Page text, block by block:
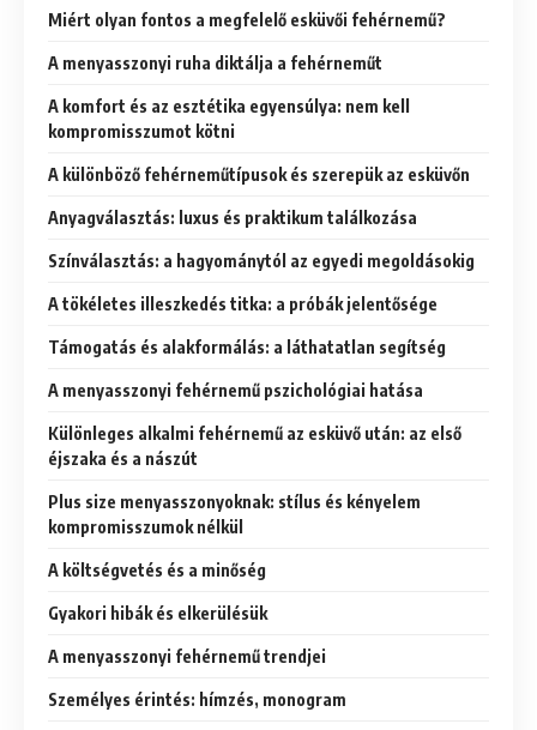
Miért olyan fontos a megfelelő esküvői fehérnemű?
A menyasszonyi ruha diktálja a fehérneműt
A komfort és az esztétika egyensúlya: nem kell
kompromisszumot kötni
A különböző fehérneműtípusok és szerepük az esküvőn
Anyagválasztás: luxus és praktikum találkozása
Színválasztás: a hagyománytól az egyedi megoldásokig
A tökéletes illeszkedés titka: a próbák jelentősége
Támogatás és alakformálás: a láthatatlan segítség
A menyasszonyi fehérnemű pszichológiai hatása
Különleges alkalmi fehérnemű az esküvő után: az első
éjszaka és a nászút
Plus size menyasszonyoknak: stílus és kényelem
kompromisszumok nélkül
A költségvetés és a minőség
Gyakori hibák és elkerülésük
A menyasszonyi fehérnemű trendjei
Személyes érintés: hímzés, monogram